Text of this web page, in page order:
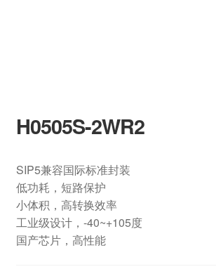
H0505S-2WR2
SIP5兼容国际标准封装
低功耗，短路保护
小体积，高转换效率
工业级设计，-40~+105度
国产芯片，高性能